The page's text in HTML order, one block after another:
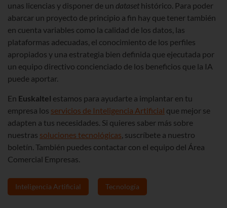
unas licencias y disponer de un dataset histórico. Para poder
abarcar un proyecto de principio a fin hay que tener también
en cuenta variables como la calidad de los datos, las
plataformas adecuadas, el conocimiento de los perfiles
apropiados y una estrategia bien definida que ejecutada por
un equipo directivo concienciado de los beneficios que la IA
puede aportar.
En Euskaltel estamos para ayudarte a implantar en tu
empresa los servicios de Inteligencia Artificial que mejor se
adapten a tus necesidades. Si quieres saber más sobre
nuestras soluciones tecnológicas, suscríbete a nuestro
boletín. También puedes contactar con el equipo del Área
Comercial Empresas.
Inteligencia Artificial Tecnología